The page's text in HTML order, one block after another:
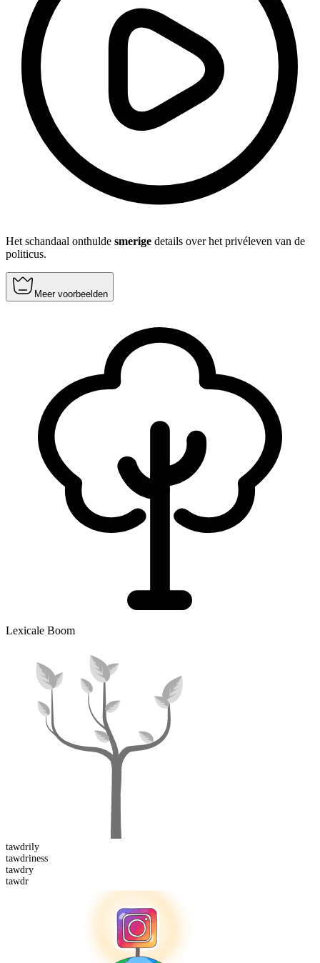
Het schandaal onthulde smerige details over het privéleven van de
politicus.
Meer voorbeelden
Lexicale Boom
tawdrily
tawdriness
tawdry
tawdr